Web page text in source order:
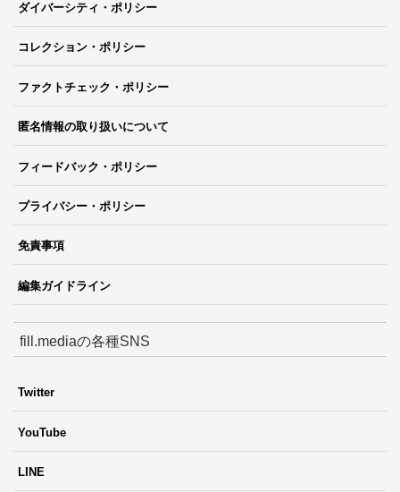
ダイバーシティ・ポリシー
コレクション・ポリシー
ファクトチェック・ポリシー
匿名情報の取り扱いについて
フィードバック・ポリシー
プライバシー・ポリシー
免責事項
編集ガイドライン
fill.mediaの各種SNS
Twitter
YouTube
LINE